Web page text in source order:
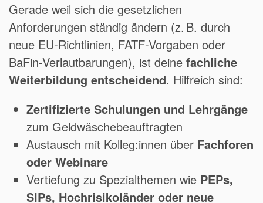
Gerade weil sich die gesetzlichen
Anforderungen ständig ändern (z. B. durch
neue EU-Richtlinien, FATF-Vorgaben oder
BaFin-Verlautbarungen), ist deine fachliche
Weiterbildung entscheidend. Hilfreich sind:
Zertifizierte Schulungen und Lehrgänge
zum Geldwäschebeauftragten
Austausch mit Kolleg:innen über Fachforen
oder Webinare
Vertiefung zu Spezialthemen wie PEPs,
SIPs, Hochrisikoländer oder neue